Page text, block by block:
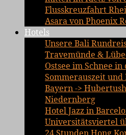
Flusskreuzfahrt
Asara von Phoenix
Hotels
Unsere Bali
Travemünde &
Ostsee im Schnee
Sommerauszeit
Bayern ->
Niedernberg
Hotel Jazz in
Universitätsviertel